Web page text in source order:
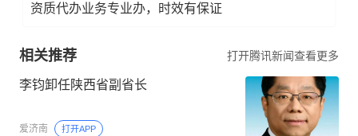
资质代办业务专业办，时效有保证
相关推荐 打开腾讯新闻查看更多
李钧卸任陕西省副省长
爱济南 打开APP